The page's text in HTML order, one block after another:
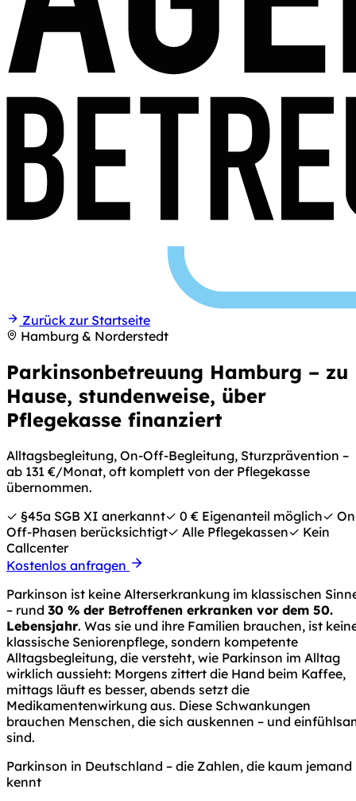
Zurück zur Startseite
Hamburg & Norderstedt
Parkinson­betreuung Hamburg – zu
Hause, stundenweise, über
Pflegekasse finanziert
Alltagsbegleitung, On-Off-Begleitung, Sturzprävention –
ab 131 €/Monat, oft komplett von der Pflegekasse
übernommen.
✓ §45a SGB XI anerkannt✓ 0 € Eigenanteil möglich✓
Off-Phasen berücksichtigt✓ Alle Pflegekassen✓ Kein
Callcenter
Kostenlos anfragen
Parkinson ist keine Alterserkrankung im klassischen
– rund 30 % der Betroffenen erkranken vor dem 50.
Lebensjahr. Was sie und ihre Familien brauchen, ist
klassische Seniorenpflege, sondern kompetente
Alltagsbegleitung, die versteht, wie Parkinson im Alltag
wirklich aussieht: Morgens zittert die Hand beim Kaffee,
mittags läuft es besser, abends setzt die
Medikamentenwirkung aus. Diese Schwankungen
brauchen Menschen, die sich auskennen – und
sind.
Parkinson in Deutschland – die Zahlen, die kaum jemand
kennt